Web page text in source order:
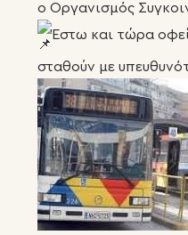
ο Οργανισμός
Έστω και τώρα
σταθούν με